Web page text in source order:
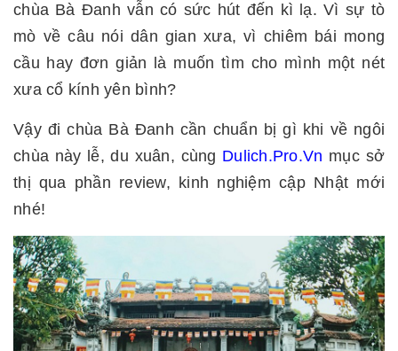
chùa Bà Đanh vẫn có sức hút đến kì lạ. Vì sự tò
mò về câu nói dân gian xưa, vì chiêm bái mong
cầu hay đơn giản là muốn tìm cho mình một nét
xưa cổ kính yên bình?
Vậy đi chùa Bà Đanh cần chuẩn bị gì khi về ngôi
chùa này lễ, du xuân, cùng Dulich.Pro.Vn mục sở
thị qua phần review, kinh nghiệm cập Nhật mới
nhé!